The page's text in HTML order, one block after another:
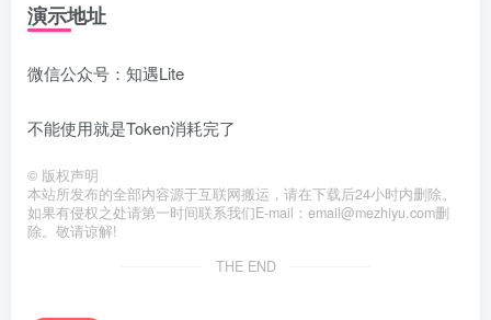
演示地址
微信公众号：知遇Lite
不能使用就是Token消耗完了
© 版权声明
本站所发布的全部内容源于互联网搬运，请在下载后24小时内删除。
如果有侵权之处请第一时间联系我们E-mail：email@mezhiyu.com删
除。敬请谅解!
THE END